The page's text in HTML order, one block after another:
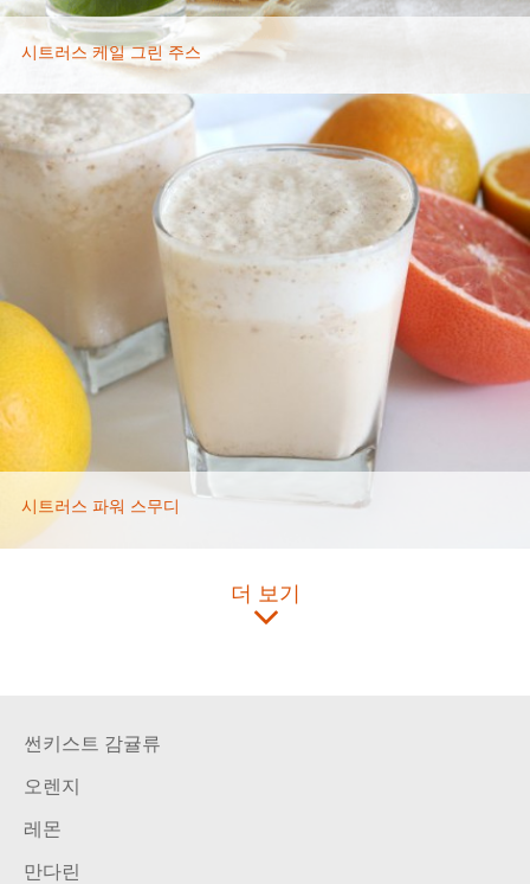
시트러스 케일 그린 주스
시트러스 파워 스무디
더 보기
썬키스트 감귤류
오렌지
레몬
만다린